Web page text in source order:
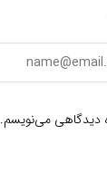
دیدگاهی می‌نویسم.